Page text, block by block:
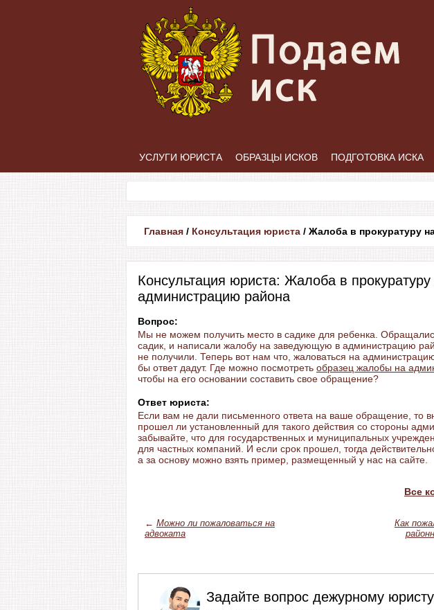
УСЛУГИ ЮРИСТА ОБРАЗЦЫ ИСКОВ ПОДГОТОВКА ИСКА
Главная / Консультация юриста / Жалоба в прокуратуру
Консультация юриста: Жалоба в прокуратуру
администрацию района
Вопрос:
Мы не можем получить место в садике для ребенка.
садик, и написали жалобу на заведующую в администрацию
не получили. Теперь вот нам что, жаловаться на
бы ответ дадут. Где можно посмотреть образец жалобы на
чтобы на его основании составить свое обращение?
Ответ юриста:
Если вам не дали письменного ответа на ваше обращение, то
прошел ли установленный для такого действия со стороны
забывайте, что для государственных и муниципальных
для частных компаний. И если срок прошел, тогда
а за основу можно взять пример, размещенный у нас на сайте.
Все
← Можно ли пожаловаться на
адвоката
Как
Задайте вопрос дежурному